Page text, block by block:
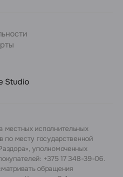
Studio
местных исполнительных
по месту государственной
уполномоченных
+375 17 348-39-06.
обращения